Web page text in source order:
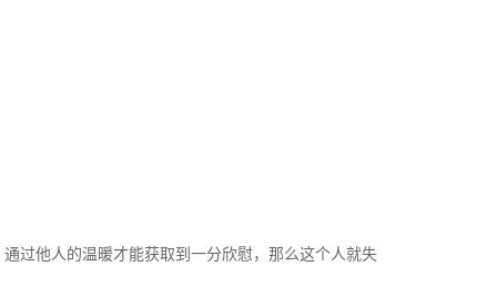
过他人的温暖才能获取到一分欣慰，那么这个人就失